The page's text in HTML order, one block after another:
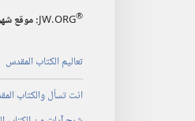
JW.ORG® :‏ موقع
تعاليم الكتاب المقدس
انت تسأل والكتاب